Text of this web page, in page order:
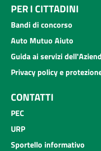
PER I CITTADINI
Bandi di concorso
Auto Mutuo Aiuto
Guida ai servizi
Privacy policy e
CONTATTI
PEC
URP
Sportello informativo